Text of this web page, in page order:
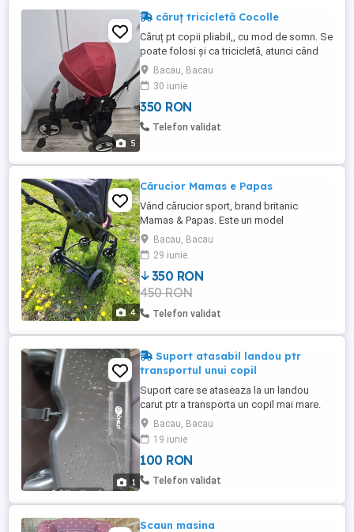
5
căruț tricicletă Cocolle
Căruț pt copii pliabil,, cu mod de somn. Se
poate folosi și ca tricicletă, atunci când
copilul creste mai mare Roți de cauciuc,
atenuează mai bine vibrațiile de pe teren
accidentat. Blocare coarne, pt a nu vira
copilul Suport picioare Săculeț pt bagaje
Frana de picior pt părinte Centura in 3
Bacau, Bacau
30 iunie
350 RON
Telefon validat
4
Cărucior Mamas e Papas
Vând cărucior sport, brand britanic
Mamas & Papas. Este un model
recunoscut pentru manevrabilitatea sa
excepțională în mediul urban și pentru
confortul sporit oferit copilului.Cadru
robust cu linii curbate elegante și finisaj
de calitate. Șezut Ergonomic: Culoare
roșie vibrantă, foarte bine căptușit, ...
Bacau, Bacau
29 iunie
350 RON
450 RON
Telefon validat
1
Suport atasabil landou ptr
transportul unui copil
Suport care se ataseaza la un landou
carut ptr a transporta un copil mai mare.
Este f practic ptr parintii cu 2 copii cu
varste diferite. Pretul este negociabil.
Bacau, Bacau
19 iunie
100 RON
Telefon validat
Scaun masina